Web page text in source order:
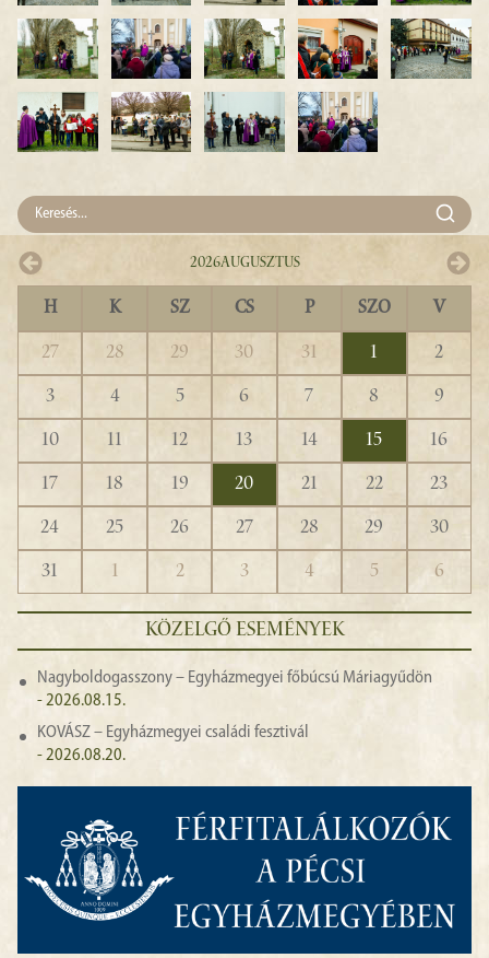
2026Augusztus
H K SZ CS P SZO V
27 28 29 30 31 1
2
3
4 5 6 7 8
9
10
11 12 13 14 15
16
17
18 19 20 21 22
23
24
25 26 27 28 29
30
31
1 2 3 4 5 6
KÖZELGŐ ESEMÉNYEK
Nagyboldogasszony – Egyházmegyei főbúcsú Máriagyűdön
- 2026.08.15.
KOVÁSZ – Egyházmegyei családi fesztivál
- 2026.08.20.